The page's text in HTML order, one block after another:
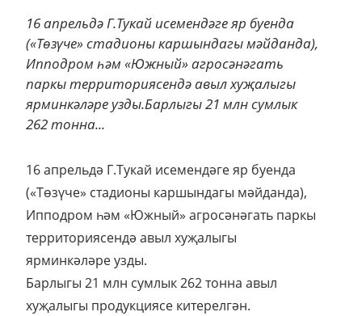
16 апрельдә Г.Тукай исемендәге яр буенда
(«Төзүче» стадионы каршындагы мәйданда),
Ипподром һәм «Южный» агросәнәгать
паркы территориясендә авыл хуҗалыгы
ярминкәләре узды.Барлыгы 21 млн сумлык
262 тонна...
16 апрельдә Г.Тукай исемендәге яр буенда
(«Төзүче» стадионы каршындагы мәйданда),
Ипподром һәм «Южный» агросәнәгать паркы
территориясендә авыл хуҗалыгы
ярминкәләре узды.
Барлыгы 21 млн сумлык 262 тонна авыл
хуҗалыгы продукциясе китерелгән.